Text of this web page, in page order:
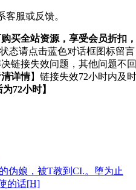
客服或反馈。
买全站资源，享受会员折扣
态请点击蓝色对话框图标留言
链接失效问题，其他问题不
详情】链接失效72小时内及
72小时】
伪娘，被T教到CI.。堕为止
的话[H]